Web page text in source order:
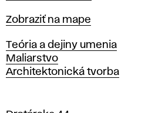
i
l
a
v
Mapa
Zobraziť na mape
Katedry
Teória a dejiny umenia
Maliarstvo
Architektonická tvorba